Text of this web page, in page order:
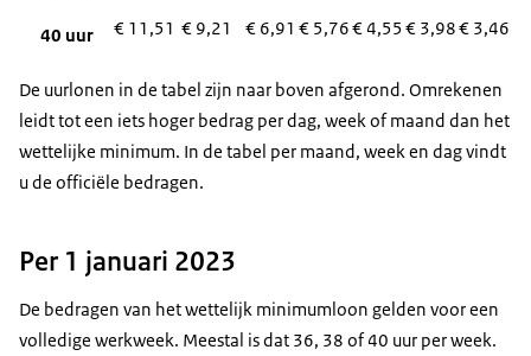
40 uur € 11,51 € 9,21 € 6,91 € 5,76€ 4,55€ 3,98€ 3,46
De uurlonen in de tabel zijn naar boven afgerond. Omrekenen
leidt tot een iets hoger bedrag per dag, week of maand dan het
wettelijke minimum. In de tabel per maand, week en dag vindt
u de officiële bedragen.
Per 1 januari 2023
De bedragen van het wettelijk minimumloon gelden voor een
volledige werkweek. Meestal is dat 36, 38 of 40 uur per week.